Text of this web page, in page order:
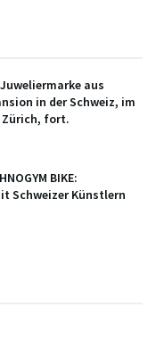
aus
in der Schweiz, im
Zürich, fort.
BIKE:
Schweizer Künstlern